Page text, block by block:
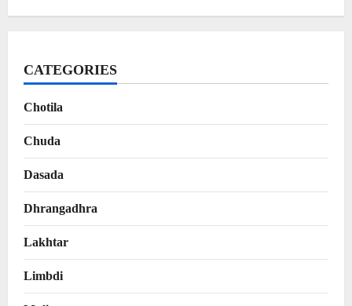
CATEGORIES
Chotila
Chuda
Dasada
Dhrangadhra
Lakhtar
Limbdi